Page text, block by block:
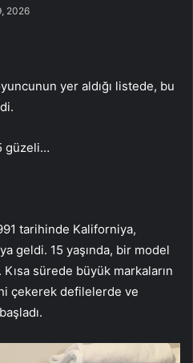
2026
yer aldığı listede, bu
güzeli…
tarihinde Kaliforniya,
geldi. 15 yaşında, bir model
sürede büyük markaların
çekerek defilelerde ve